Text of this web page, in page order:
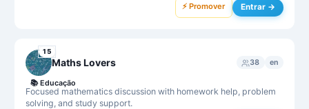
⚡ Promover Entrar →
15
Maths Lovers 38 en
Focused mathematics discussion with homework help, problem
solving, and study support.
📚 Educação